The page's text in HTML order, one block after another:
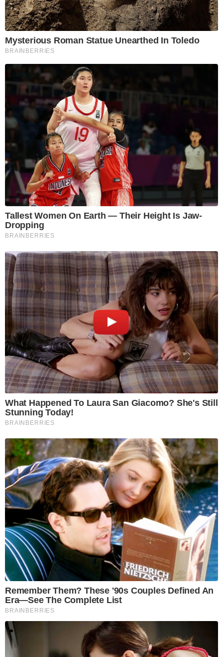
Mysterious Roman Statue Unearthed In Toledo
BRAINBERRIES
Tallest Women On Earth — Their Height Is Jaw-
Dropping
BRAINBERRIES
What Happened To Laura San Giacomo? She's Still
Stunning Today!
BRAINBERRIES
Remember Them? These '90s Couples Defined An
Era—See The Complete List
BRAINBERRIES